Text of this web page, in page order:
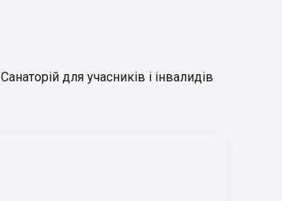
Санаторій для учасників і інвалидів